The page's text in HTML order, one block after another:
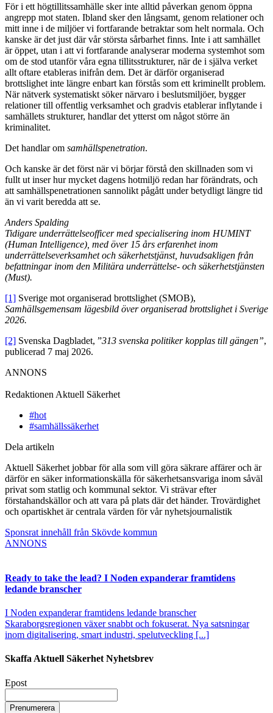
För i ett högtillitssamhälle sker inte alltid påverkan genom öppna
angrepp mot staten. Ibland sker den långsamt, genom relationer och
mitt inne i de miljöer vi fortfarande betraktar som helt normala. Och
kanske är det just där vår största sårbarhet finns. Inte i att samhället
är öppet, utan i att vi fortfarande analyserar moderna systemhot som
om de stod utanför våra egna tillitsstrukturer, när de i själva verket
allt oftare etableras inifrån dem. Det är därför organiserad
brottslighet inte längre enbart kan förstås som ett kriminellt problem.
När nätverk systematiskt söker närvaro i beslutsmiljöer, bygger
relationer till offentlig verksamhet och gradvis etablerar inflytande i
samhällets strukturer, handlar det ytterst om något större än
kriminalitet.
Det handlar om samhällspenetration.
Och kanske är det först när vi börjar förstå den skillnaden som vi
fullt ut inser hur mycket dagens hotmiljö redan har förändrats, och
att samhällspenetrationen sannolikt pågått under betydligt längre tid
än vi varit beredda att se.
Anders Spalding
Tidigare underrättelseofficer med specialisering inom HUMINT
(Human Intelligence), med över 15 års erfarenhet inom
underrättelseverksamhet och säkerhetstjänst, huvudsakligen från
befattningar inom den Militära underrättelse- och säkerhetstjänsten
(Must).
[1] Sverige mot organiserad brottslighet (SMOB),
Samhällsgemensam lägesbild över organiserad brottslighet i Sverige
2026.
[2] Svenska Dagbladet, ”313 svenska politiker kopplas till gängen”,
publicerad 7 maj 2026.
ANNONS
Redaktionen Aktuell Säkerhet
#hot
#samhällssäkerhet
Dela artikeln
Aktuell Säkerhet jobbar för alla som vill göra säkrare affärer och är
därför en säker informationskälla för säkerhetsansvariga inom såväl
privat som statlig och kommunal sektor. Vi strävar efter
förstahandskällor och att vara på plats där det händer. Trovärdighet
och opartiskhet är centrala värden för vår nyhetsjournalistik
Sponsrat innehåll från Skövde kommun
ANNONS
Ready to take the lead? I Noden expanderar framtidens
ledande branscher
I Noden expanderar framtidens ledande branscher
Skaraborgsregionen växer snabbt och fokuserat. Nya satsningar
inom digitalisering, smart industri, spelutveckling [...]
Skaffa Aktuell Säkerhet Nyhetsbrev
Epost
Prenumerera